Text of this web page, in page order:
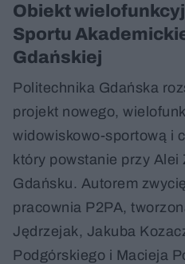
Obiekt
Sportu
Gdańskiej
Politechnika Gdańska
projekt nowego,
widowiskowo-sportową i
który powstanie przy Alei
Gdańsku. Autorem
pracownia P2PA,
Jędrzejak, Jakuba
Podgórskiego i Macieja